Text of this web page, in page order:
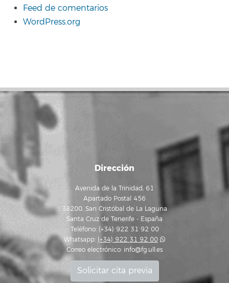
Feed de comentarios
WordPress.org
Dirección
Avenida de la Trinidad, 61
Apartado Postal 456
38200, San Cristóbal de La Laguna
Santa Cruz de Tenerife - España
Teléfono: (+34) 922 31 92 00
Whatsapp: (+34) 922 31 92 00
Correo electrónico: info@fg.ull.es
Solicitar cita previa